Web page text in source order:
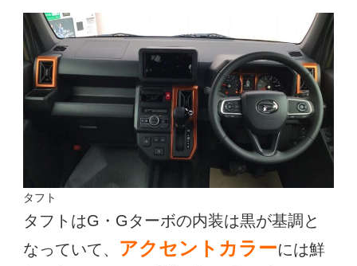
タフト
タフトはG・Gターボの内装は黒が基調と
なっていて、 アクセントカラーには鮮